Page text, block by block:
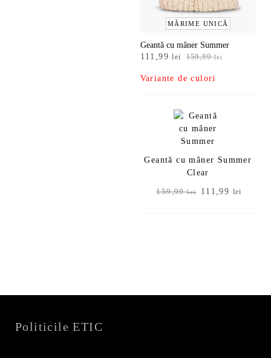
MĂRIME UNICĂ
Geantă cu mâner Summer
159,99lei
Prețul
a
fost:
111,99lei
Prețul
este:
111,99 lei.
Variante de culori
Geantă cu mâner Summer
Clear
159,99lei
Prețul
a
111,99 lei
este:
Politicile ETIC